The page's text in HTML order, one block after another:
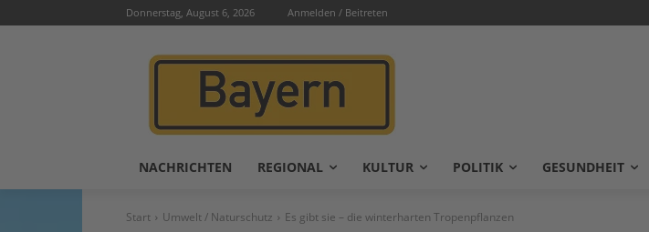
Donnerstag, August 6, 2026 Anmelden / Beitreten
NACHRICHTEN REGIONAL KULTUR POLITIK GESUNDHEIT
Start Umwelt / Naturschutz Es gibt sie – die winterharten Tropenpflanzen